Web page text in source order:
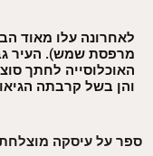
לאחרונה עלו מאוד
מרפסת שמש). העיר
האוכלוסייה לחתך
והן בשל קרבתה
ספר על עיסקה